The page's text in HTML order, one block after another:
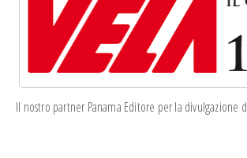
Il nostro partner Panama Editore per la divulgazione